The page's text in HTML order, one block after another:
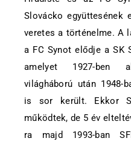
Slovácko együttesének
veretes a történelme. A
a FC Synot elődje a SK
amelyet 1927-ben
világháború után 1948-
is sor került. Ekkor
működtek, de 5 év
ra majd 1993-ban